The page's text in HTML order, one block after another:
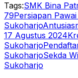
Tags:SMK Bina
79Persiapan
Sukoharjo
17 Agustus 2024
Sukoharjo
SukoharjoSekda
Sukoharjo